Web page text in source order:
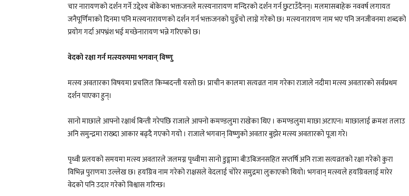
चार नारायणको दर्शन गर्ने उद्देश्य बोकेका भक्तजनले मत्स्यनारायण मन्दिरको दर्शन गर्न छुटाउँदैनन्। मलमासबाहेक नववर्ष लगायत
जनैपूर्णिमाको दिनमा पनि मत्स्यनारायणको दर्शन गर्न भक्तजनको घुइँचो लाग्ने गरेको छ। मत्स्यनारायण नाम भए पनि जनजीवनमा शब्दको
प्रयोग गर्दा अपभ्रंश भई मच्छेनारायण भन्ने गरिएको छ।
वेदको रक्षा गर्न मत्स्यरुपमा भगवान् विष्णु
मत्स्य अवतारका विषयमा प्रचलित किम्बदन्ती यस्तो छ। प्राचीन कालमा सत्यव्रत नाम गरेका राजाले नदीमा मत्स्य अवतारको सर्वप्रथम
दर्शन पाएका हुन्।
सानो माछाले आफ्नो रक्षार्थ बिन्ती गरेपछि राजाले आफ्नो कमण्डलुमा राखेका थिए । कमण्डलुमा माछा अटाएन। माछालाई क्रमशः तलाउ
अनि समुन्द्रमा राख्दा आकार बढ्दै गएको गयो । राजाले भगवान् विष्णुको अवतार बुझेर मत्स्य अवतारको पूजा गरे।
पृथ्वी प्रलयको समयमा मत्स्य अवतारले जलमग्न पृथ्वीमा सानो डुङ्गामा बीउबिजनसहित सप्तर्षि अनि राजा सत्यव्रतको रक्षा गरेको कुरा
विभिन्न पुराणमा उल्लेख छ। हयग्रिव नाम गरेको राक्षसले वेदलाई चोरेर समुद्रमा लुकाएको थियो। भगवान् मत्स्यले हयग्रिवलाई मारेर
वेदको पनि उदार गरेको विश्वास गरिन्छ।